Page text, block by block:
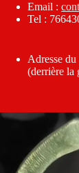
Email :
Tel :
Adresse
(derrière la